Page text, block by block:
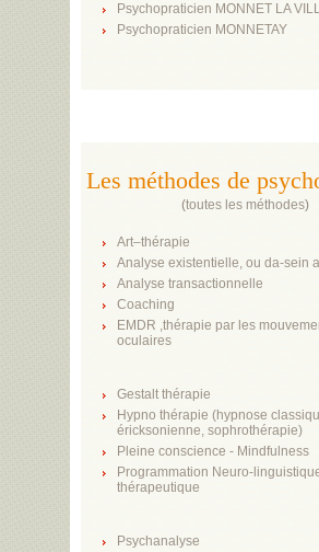
Psychopraticien MONNET LA
Psychopraticien MONNETAY
Les méthodes de
(toutes les méthodes)
Art–thérapie
Analyse existentielle, ou da-sein
Analyse transactionnelle
Coaching
EMDR ,thérapie par les
oculaires
Gestalt thérapie
Hypno thérapie (hypnose
éricksonienne, sophrothérapie)
Pleine conscience - Mindfulness
Programmation Neuro-
thérapeutique
Psychanalyse